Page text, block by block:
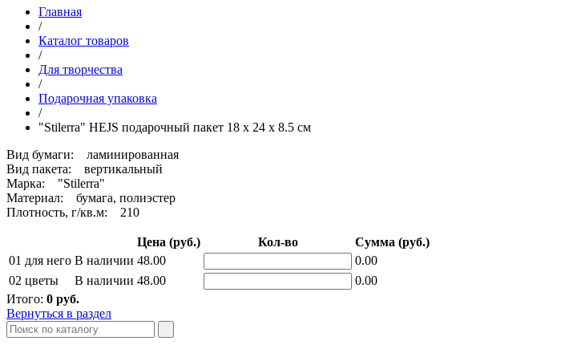
Главная
/
Каталог товаров
/
Для творчества
/
Подарочная упаковка
/
"Stilerra" HEJS подарочный пакет 18 x 24 x 8.5 см
Вид бумаги: ламинированная
Вид пакета: вертикальный
Марка: "Stilerra"
Материал: бумага, полиэстер
Плотность, г/кв.м: 210
Цена (руб.) Кол-во
Сумма (руб.)
01 для него В наличии 48.00
0.00
02 цветы
В наличии 48.00
0.00
Итого: 0 руб.
Вернуться в раздел